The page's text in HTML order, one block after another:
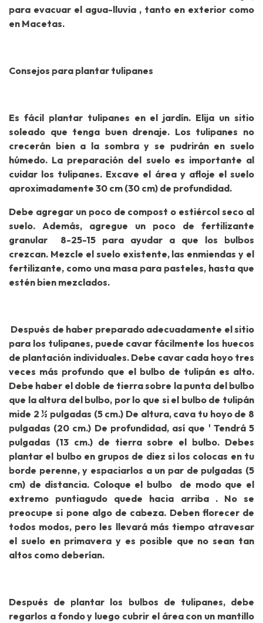
para evacuar el agua-lluvia , tanto en exterior como
en Macetas.
Consejos para plantar tulipanes
Es fácil plantar tulipanes en el jardín. Elija un sitio
soleado que tenga buen drenaje. Los tulipanes no
crecerán bien a la sombra y se pudrirán en suelo
húmedo. La preparación del suelo es importante al
cuidar los tulipanes. Excave el área y afloje el suelo
aproximadamente 30 cm (30 cm) de profundidad.
Debe agregar un poco de compost o estiércol seco al
suelo. Además, agregue un poco de fertilizante
granular 8-25-15 para ayudar a que los bulbos
crezcan. Mezcle el suelo existente, las enmiendas y el
fertilizante, como una masa para pasteles, hasta que
estén bien mezclados.
Después de haber preparado adecuadamente el sitio
para los tulipanes, puede cavar fácilmente los huecos
de plantación individuales. Debe cavar cada hoyo tres
veces más profundo que el bulbo de tulipán es alto.
Debe haber el doble de tierra sobre la punta del bulbo
que la altura del bulbo, por lo que si el bulbo de tulipán
mide 2 ½ pulgadas (5 cm.) De altura, cava tu hoyo de 8
pulgadas (20 cm.) De profundidad, así que ' Tendrá 5
pulgadas (13 cm.) de tierra sobre el bulbo. Debes
plantar el bulbo en grupos de diez si los colocas en tu
borde perenne, y espaciarlos a un par de pulgadas (5
cm) de distancia. Coloque el bulbo de modo que el
extremo puntiagudo quede hacia arriba . No se
preocupe si pone algo de cabeza. Deben florecer de
todos modos, pero les llevará más tiempo atravesar
el suelo en primavera y es posible que no sean tan
altos como deberían.
Después de plantar los bulbos de tulipanes, debe
regarlos a fondo y luego cubrir el área con un mantillo